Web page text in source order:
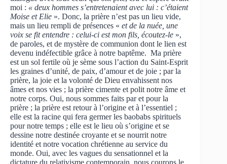
moi : « deux hommes s’entretenaient avec lui : c’étaient
Moise et Elie ». Donc, la prière n’est pas un lieu vide,
mais un lieu rempli de présences « et de la nuée, une
voix se fit entendre : celui-ci est mon fils, écoutez-le »,
de paroles, et de mystère de communion dont le lien est
devenu indéfectible grâce à notre baptême. Ma prière
est un sol fertile où je sème sous l’action du Saint-Esprit
les graines d’unité, de paix, d’amour et de joie ; par la
prière, la joie et la volonté de Dieu envahissent nos
âmes et nos vies ; la prière cimente et polit notre âme et
notre corps. Oui, nous sommes faits par et pour la
prière ; la prière est retour à l’origine et à l’essentiel ;
elle est la racine qui fera germer les baobabs spirituels
pour notre temps ; elle est le lieu où s’origine et se
dessine notre destinée croyante et se nourrit notre
identité et notre vocation chrétienne au service du
monde. Oui, avec les vagues du sensationnel et la